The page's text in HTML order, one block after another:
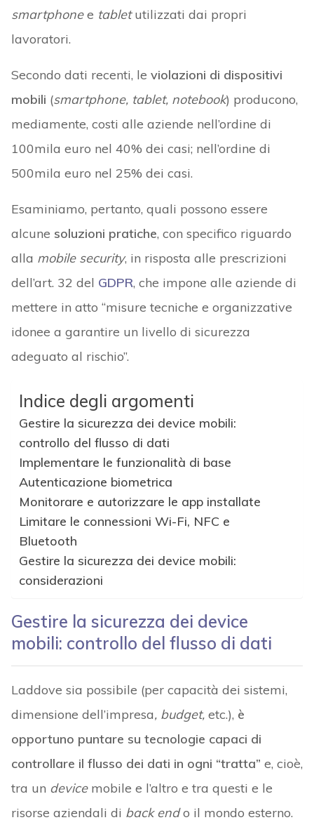
smartphonee tabletutilizzati dai propri
lavoratori.
Secondo dati recenti, le violazioni di dispositivi
mobili (smartphone, tablet, notebook) producono,
mediamente, costi alle aziende nell’ordine di
100mila euro nel 40% dei casi; nell’ordine di
500mila euro nel 25% dei casi.
Esaminiamo, pertanto, quali possono essere
alcune soluzioni pratiche, con specifico riguardo
alla mobile security, in risposta alle prescrizioni
dell’art. 32 del GDPR, che impone alle aziende di
mettere in atto “misure tecniche e organizzative
idonee a garantire un livello di sicurezza
adeguato al rischio”.
Indice degli argomenti
Gestire la sicurezza dei device mobili:
controllo del flusso di dati
Implementare le funzionalità di base
Autenticazione biometrica
Monitorare e autorizzare le app installate
Limitare le connessioni Wi-Fi, NFC e
Bluetooth
Gestire la sicurezza dei device mobili:
considerazioni
Gestire la sicurezza dei device
mobili: controllo del flusso di dati
Laddove sia possibile (per capacità dei sistemi,
dimensione dell’impresa, budget, etc.), è
opportuno puntare su tecnologie capaci di
controllare il flusso dei dati in ogni “tratta” e, cioè,
tra un devicemobile e l’altro e tra questi e le
risorse aziendali di back endo il mondo esterno.